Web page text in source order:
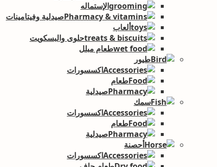
الإستماله
صيدلية وفيتامينات
ألعاب
حلوى والبسكويت
طعام مبلل
طيور
اكسسورات
طعام
صيدلية
سمك
اكسسورات
طعام
صيدلية
أحصنة
اكسسورات